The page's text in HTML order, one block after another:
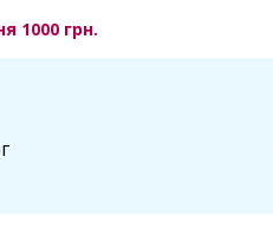
1000 грн.